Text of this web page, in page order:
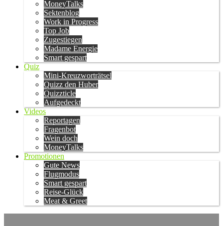
MoneyTalks
Sektenblog
Work in Progress
Top Job
Zugestiegen
Madame Energie
Smart gespart
Quiz
Mini-Kreuzworträtsel
Quizz den Huber
Quizzticle
Aufgedeckt
Videos
Reportagen
Fragenbot
Wein doch
MoneyTalks
Promotionen
Gute News
Flugmodus
Smart gespart
Reise-Glück
Meat & Greet